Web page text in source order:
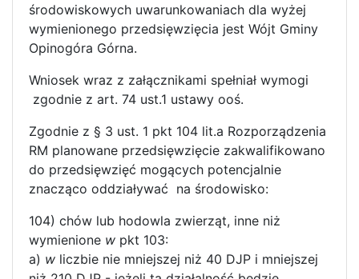
środowiskowych uwarunkowaniach dla wyżej
wymienionego przedsięwzięcia jest Wójt Gminy
Opinogóra Górna.
Wniosek wraz z załącznikami spełniał wymogi
zgodnie z art. 74 ust.1 ustawy ooś.
Zgodnie z § 3 ust. 1 pkt 104 lit.a Rozporządzenia
RM planowane przedsięwzięcie zakwalifikowano
do przedsięwzięć mogących potencjalnie
znacząco oddziaływać na środowisko:
104) chów lub hodowla zwierząt, inne niż
wymienione w pkt 103:
a) w liczbie nie mniejszej niż 40 DJP i mniejszej